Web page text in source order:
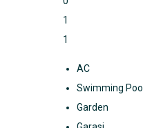
1
1
AC
Swimming Pool
Garden